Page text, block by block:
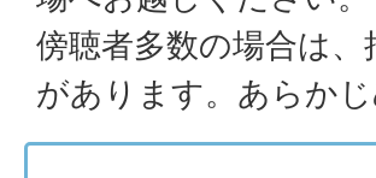
傍聴者多数の場合は
があります。あらか